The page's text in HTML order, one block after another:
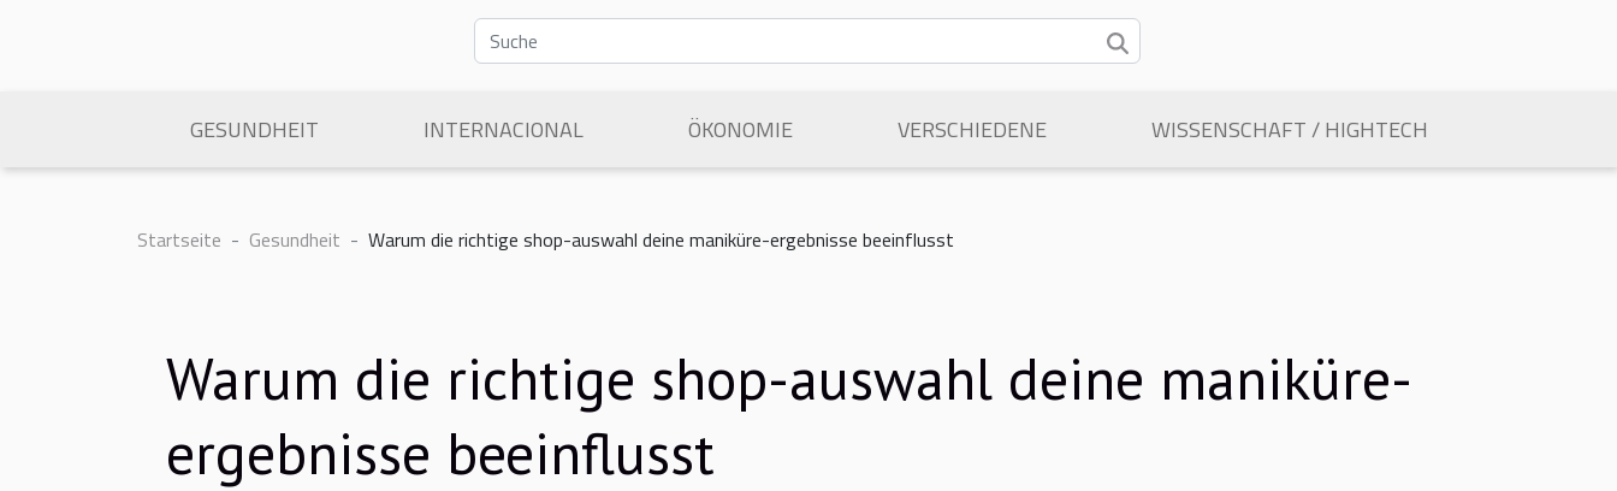
GESUNDHEIT INTERNACIONAL ÖKONOMIE VERSCHIEDENE WISSENSCHAFT / HIGHTECH
Startseite Gesundheit Warum die richtige shop-auswahl deine maniküre-ergebnisse beeinflusst
Warum die richtige shop-auswahl deine maniküre-
ergebnisse beeinflusst